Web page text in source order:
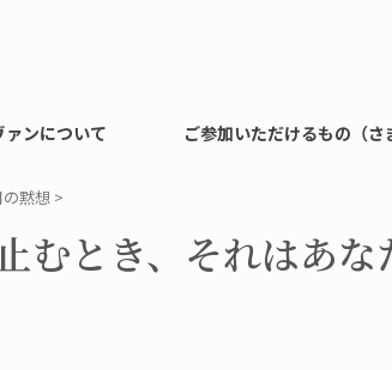
ァンについて ご参加いただけるもの（さ
黙想 >
むとき、それはあな